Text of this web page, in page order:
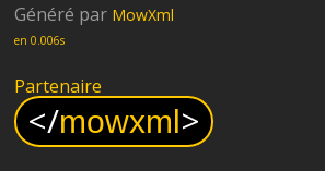
Généré par MowXml
en 0.006s
Partenaire
</mowxml>